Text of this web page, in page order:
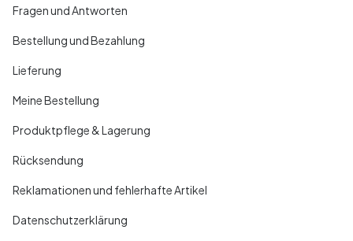
Fragen und Antworten
Bestellung und Bezahlung
Lieferung
Meine Bestellung
Produktpflege & Lagerung
Rücksendung
Reklamationen und fehlerhafte Artikel
Datenschutzerklärung